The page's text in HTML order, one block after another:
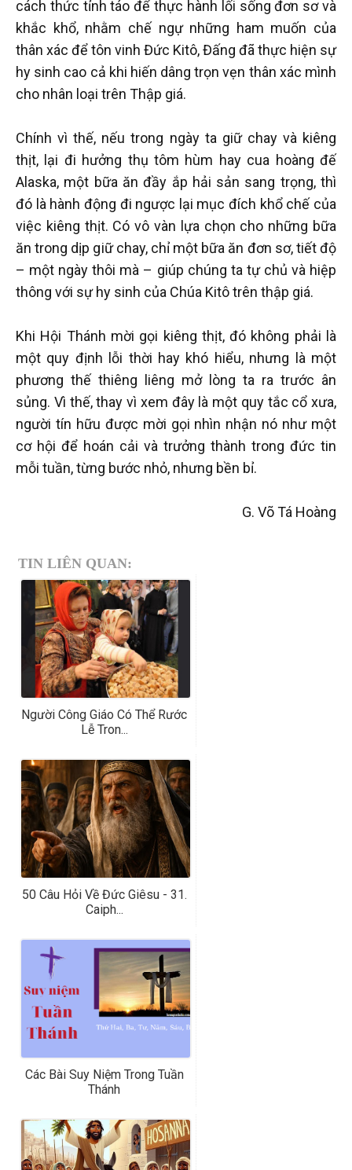
cách thức tỉnh táo để thực hành lối sống đơn sơ và
khắc khổ, nhằm chế ngự những ham muốn của
thân xác để tôn vinh Đức Kitô, Đấng đã thực hiện sự
hy sinh cao cả khi hiến dâng trọn vẹn thân xác mình
cho nhân loại trên Thập giá.
Chính vì thế, nếu trong ngày ta giữ chay và kiêng
thịt, lại đi hưởng thụ tôm hùm hay cua hoàng đế
Alaska, một bữa ăn đầy ắp hải sản sang trọng, thì
đó là hành động đi ngược lại mục đích khổ chế của
việc kiêng thịt. Có vô vàn lựa chọn cho những bữa
ăn trong dịp giữ chay, chỉ một bữa ăn đơn sơ, tiết độ
– một ngày thôi mà – giúp chúng ta tự chủ và hiệp
thông với sự hy sinh của Chúa Kitô trên thập giá.
Khi Hội Thánh mời gọi kiêng thịt, đó không phải là
một quy định lỗi thời hay khó hiểu, nhưng là một
phương thế thiêng liêng mở lòng ta ra trước ân
sủng. Vì thế, thay vì xem đây là một quy tắc cổ xưa,
người tín hữu được mời gọi nhìn nhận nó như một
cơ hội để hoán cải và trưởng thành trong đức tin
mỗi tuần, từng bước nhỏ, nhưng bền bỉ.
G. Võ Tá Hoàng
TIN LIÊN QUAN:
Người Công Giáo Có Thể Rước
Lễ Tron...
50 Câu Hỏi Về Đức Giêsu - 31.
Caiph...
Các Bài Suy Niệm Trong Tuần
Thánh